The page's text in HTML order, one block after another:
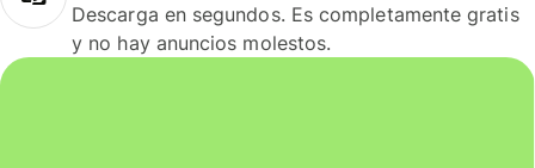
Descarga en segundos. Es completamente gratis
y no hay anuncios molestos.